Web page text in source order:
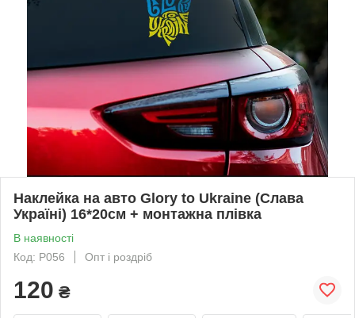
Наклейка на авто Glory to Ukraine (Cлава
Україні) 16*20см + монтажна плівка
В наявності
Код: P056
Опт і роздріб
120 ₴